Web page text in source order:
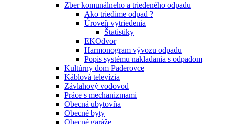
Zber komunálneho a triedeného odpadu
Ako triedime odpad ?
Úroveň vytriedenia
Štatistiky
EKOdvor
Harmonogram vývozu odpadu
Popis systému nakladania s odpadom
Kultúrny dom Paderovce
Káblová televízia
Závlahový vodovod
Práce s mechanizmami
Obecná ubytovňa
Obecné byty
Obecné garáže